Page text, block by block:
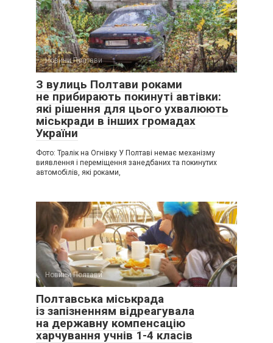
Новини Полтави
З вулиць Полтави роками
не прибирають покинуті автівки:
які рішення для цього ухвалюють
міськради в інших громадах
України
Фото: Тралік на Огнівку У Полтаві немає механізму
виявлення і переміщення занедбаних та покинутих
автомобілів, які роками,
Новини Полтави
Полтавська міськрада
із запізненням відреагувала
на державну компенсацію
харчування учнів 1-4 класів